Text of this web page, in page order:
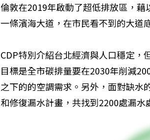
倫敦在2019年啟動了超低排放區，
一條濱海大道，在市民看不到的大道
CDP特別介紹台北經濟與人口穩定，
目標是全市碳排量要在2030年削減
之下的的空調需求。另外，面對缺水
和修復漏水計畫，共找到2200處漏水